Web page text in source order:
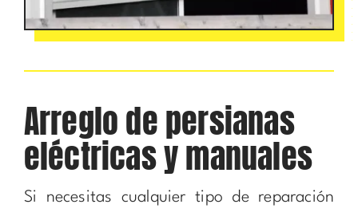
Arreglo de persianas
eléctricas y manuales
Si necesitas cualquier tipo de reparación